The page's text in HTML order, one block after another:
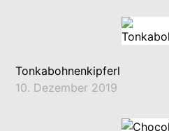
Tonkabohnenkipferl
10. Dezember 2019